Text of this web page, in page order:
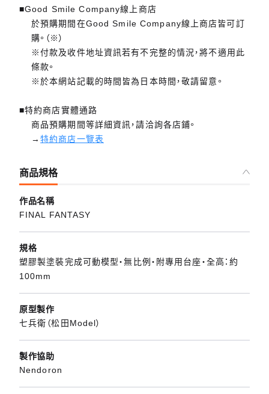
■Good Smile Company線上商店
於預購期間在Good Smile Company線上商店皆可訂
購。（※）
※付款及收件地址資訊若有不完整的情況，將不適用此
條款。
※於本網站記載的時間皆為日本時間，敬請留意。
■特約商店實體通路
商品預購期間等詳細資訊，請洽詢各店鋪。
→特約商店一覽表
商品規格
作品名稱
FINAL FANTASY
規格
塑膠製塗裝完成可動模型・無比例・附專用台座・全高：約
100mm
原型製作
七兵衛（松田Model）
製作協助
Nendoron